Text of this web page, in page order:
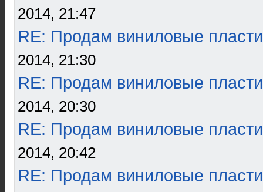
2014, 21:47
RE: Продам виниловые
2014, 21:30
RE: Продам виниловые
2014, 20:30
RE: Продам виниловые
2014, 20:42
RE: Продам виниловые